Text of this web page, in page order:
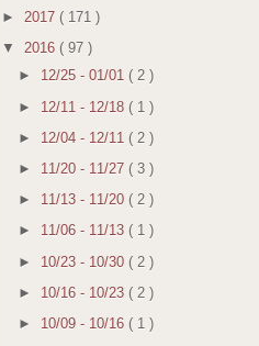
► 2017 ( 171 )
▼ 2016 ( 97 )
► 12/25 - 01/01 ( 2 )
► 12/11 - 12/18 ( 1 )
► 12/04 - 12/11 ( 2 )
► 11/20 - 11/27 ( 3 )
► 11/13 - 11/20 ( 2 )
► 11/06 - 11/13 ( 1 )
► 10/23 - 10/30 ( 2 )
► 10/16 - 10/23 ( 2 )
► 10/09 - 10/16 ( 1 )